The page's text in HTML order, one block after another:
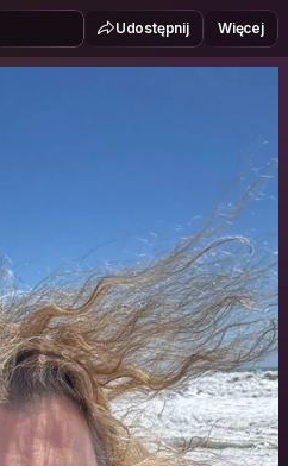
Udostępnij Więcej